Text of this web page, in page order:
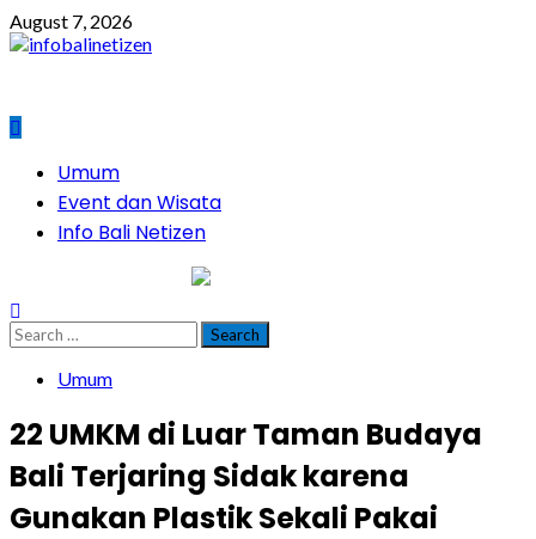
Skip
to
August 7, 2026
PrimaryUmum
Event dan Wisata
Info Bali Netizen
Search
for:
Umum
22 UMKM di Luar Taman Budaya
Bali Terjaring Sidak karena
Gunakan Plastik Sekali Pakai